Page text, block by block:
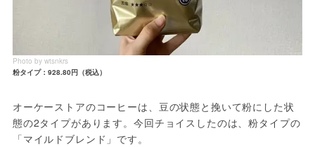
Photo by wtsnkrs
粉タイプ：928.80円（税込）
オーケーストアのコーヒーは、豆の状態と挽いて粉にした状
態の2タイプがあります。今回チョイスしたのは、粉タイプの
「マイルドブレンド」です。